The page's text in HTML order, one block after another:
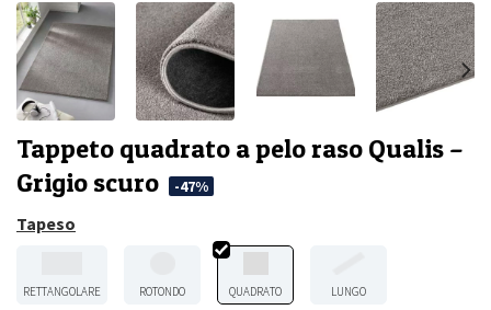
Tappeto quadrato a pelo raso Qualis –
Grigio scuro
-47%
Tapeso
RETTANGOLARE ROTONDO QUADRATO LUNGO